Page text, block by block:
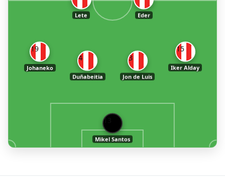
13
Mikel Santos
19
Johaneko
4
Duñabeitia
3
Jon de Luis
15
Iker Alday
Lete Eder